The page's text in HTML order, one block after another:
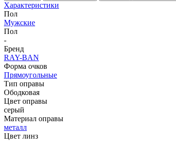
Характеристики
Пол
Мужские
Пол
-
Бренд
RAY-BAN
Форма очков
Прямоугольные
Тип оправы
Ободковая
Цвет оправы
серый
Материал оправы
металл
Цвет линз